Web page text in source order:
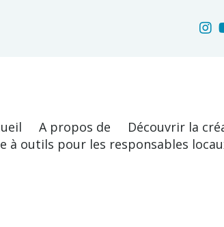
A propos de
Découvrir la
à outils pour les responsables